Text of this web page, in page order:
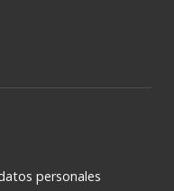
personales